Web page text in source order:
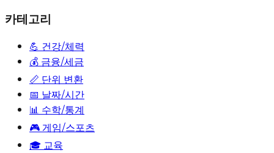
카테고리
💪 건강/체력
💰 금융/세금
📏 단위 변환
📅 날짜/시간
📊 수학/통계
🎮게임/스포츠
🎓 교육